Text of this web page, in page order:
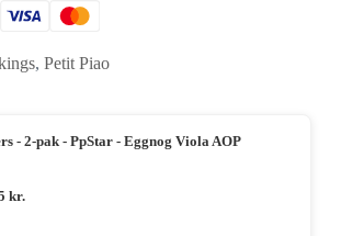
, Petit Piao
- 2-pak - PpStar - Eggnog Viola AOP
kr.